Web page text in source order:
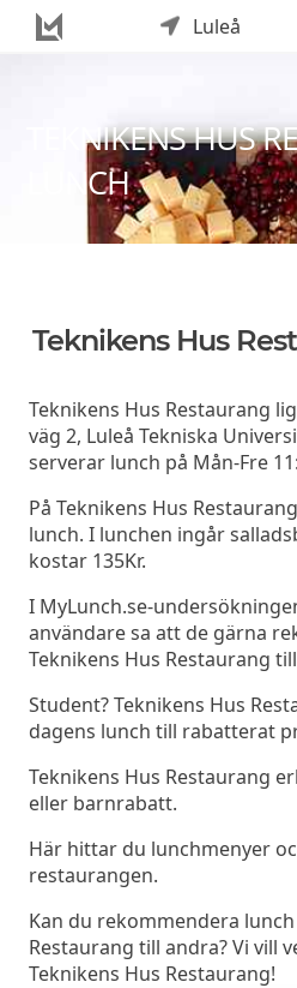
Luleå
TEKNIKENS HUS
LUNCH
Teknikens Hus
Teknikens Hus Restaurang
väg 2, Luleå Tekniska
serverar lunch på Mån-Fre
På Teknikens Hus
lunch. I lunchen ingår
kostar 135Kr.
I MyLunch.se-
användare sa att de gärna
Teknikens Hus Restaurang
Student? Teknikens Hus
dagens lunch till rabatterat
Teknikens Hus Restaurang
eller barnrabatt.
Här hittar du lunchmenyer
restaurangen.
Kan du rekommendera
Restaurang till andra? Vi vill
Teknikens Hus Restaurang!